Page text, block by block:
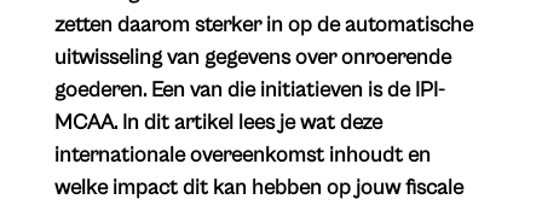
zetten daarom sterker in op de automatische
uitwisseling van gegevens over onroerende
goederen. Een van die initiatieven is de IPI-
MCAA. In dit artikel lees je wat deze
internationale overeenkomst inhoudt en
welke impact dit kan hebben op jouw fiscale